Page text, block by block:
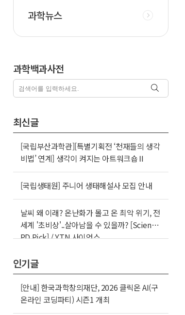
과학뉴스
과학백과사전
최신글
[국립부산과학관][특별기획전 ‘천재들의 생각
비법’ 연계] 생각이 켜지는 아트워크숍Ⅱ
[국립생태원] 주니어 생태해설사 모집 안내
날씨 왜 이래? 온난화가 몰고 온 최악 위기, 전
세계 '초비상'..살아남을 수 있을까? [Science
PD Pick] / YTN 사이언스
인기글
[안내] 한국과학창의재단, 2026 클릭온 AI(구
온라인 코딩파티) 시즌1 개최